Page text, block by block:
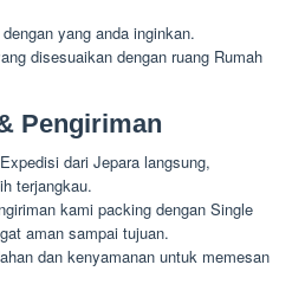
yang anda inginkan.
disesuaikan dengan ruang Rumah
Pengiriman
dari Jepara langsung,
terjangkau.
kami packing dengan Single
aman sampai tujuan.
dan kenyamanan untuk memesan